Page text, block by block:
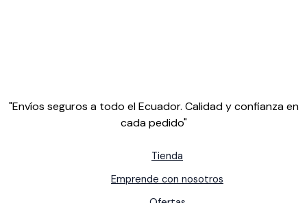
"Envíos seguros a todo el Ecuador. Calidad y confianza en
cada pedido"
Tienda
Emprende con nosotros